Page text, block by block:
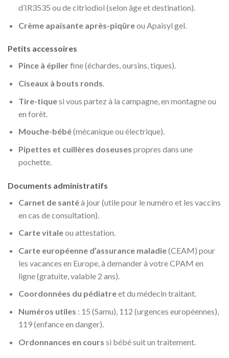
d’IR3535 ou de citriodiol (selon âge et destination).
Crème apaisante après-piqûreou Apaisyl gel.
Petits accessoires
Pince à épilerfine (échardes, oursins, tiques).
Ciseaux à bouts ronds.
Tire-tiquesi vous partez à la campagne, en montagne ou
en forêt.
Mouche-bébé(mécanique ou électrique).
Pipettes et cuillères doseuses propres dans une
pochette.
Documents administratifs
Carnet de santéà jour (utile pour le numéro et les vaccins
en cas de consultation).
Carte vitaleou attestation.
Carte européenne d’assurance maladie(CEAM) pour
les vacances en Europe, à demander à votre CPAM en
ligne (gratuite, valable 2 ans).
Coordonnées du pédiatreet du médecin traitant.
Numéros utiles : 15 (Samu), 112 (urgences européennes),
119 (enfance en danger).
Ordonnances en cours si bébé suit un traitement.